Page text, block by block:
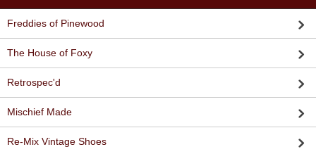
Freddies of Pinewood
The House of Foxy
Retrospec'd
Mischief Made
Re-Mix Vintage Shoes